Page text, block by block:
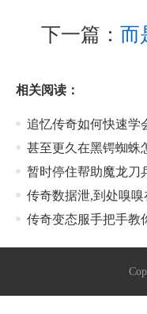
下一篇： 而
相关阅读：
追忆传奇如何快速学
甚至更久在黑锷蜘蛛
暂时停住帮助魔龙刀
传奇数据泄,到处嗅
传奇变态服手把手教